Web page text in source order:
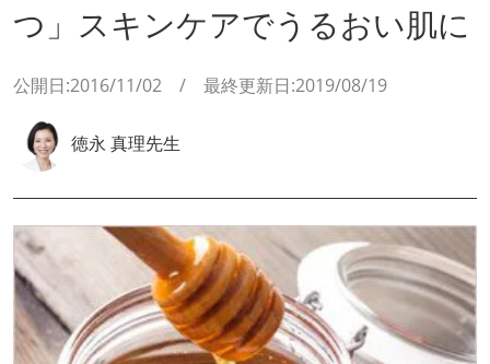
つ」スキンケアでうるおい肌に
公開日:2016/11/02 / 最終更新日:2019/08/19
徳永 真理先生